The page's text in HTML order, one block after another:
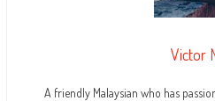
Victor
A friendly Malaysian who has